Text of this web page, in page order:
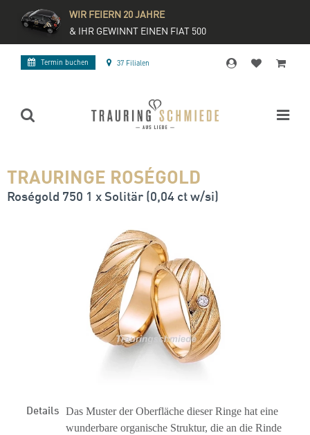
WIR FEIERN 20 JAHRE
& IHR GEWINNT EINEN FIAT 500
Termin buchen 37 Filialen
TRAURINGE ROSÉGOLD
Roségold 750 1 x Solitär (0,04 ct w/si)
Details Das Muster der Oberfläche dieser Ringe hat eine
wunderbare organische Struktur, die an die Rinde